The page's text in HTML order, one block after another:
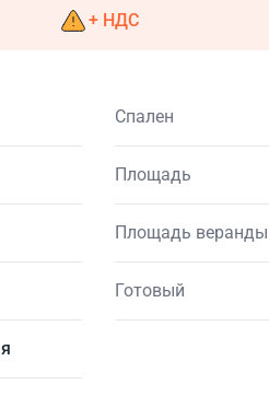
+ НДС
Спален
Площадь
Площадь веранды
Готовый